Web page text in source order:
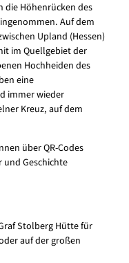
die Höhenrücken des
Auf dem
Upland (Hessen)
im Quellgebiet der
Hochheiden des
eine
immer wieder
Kreuz, auf dem
über QR-Codes
Geschichte
Stolberg Hütte für
auf der großen